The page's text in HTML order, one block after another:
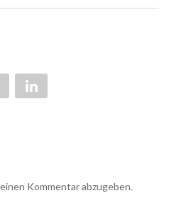
Kommentar abzugeben.